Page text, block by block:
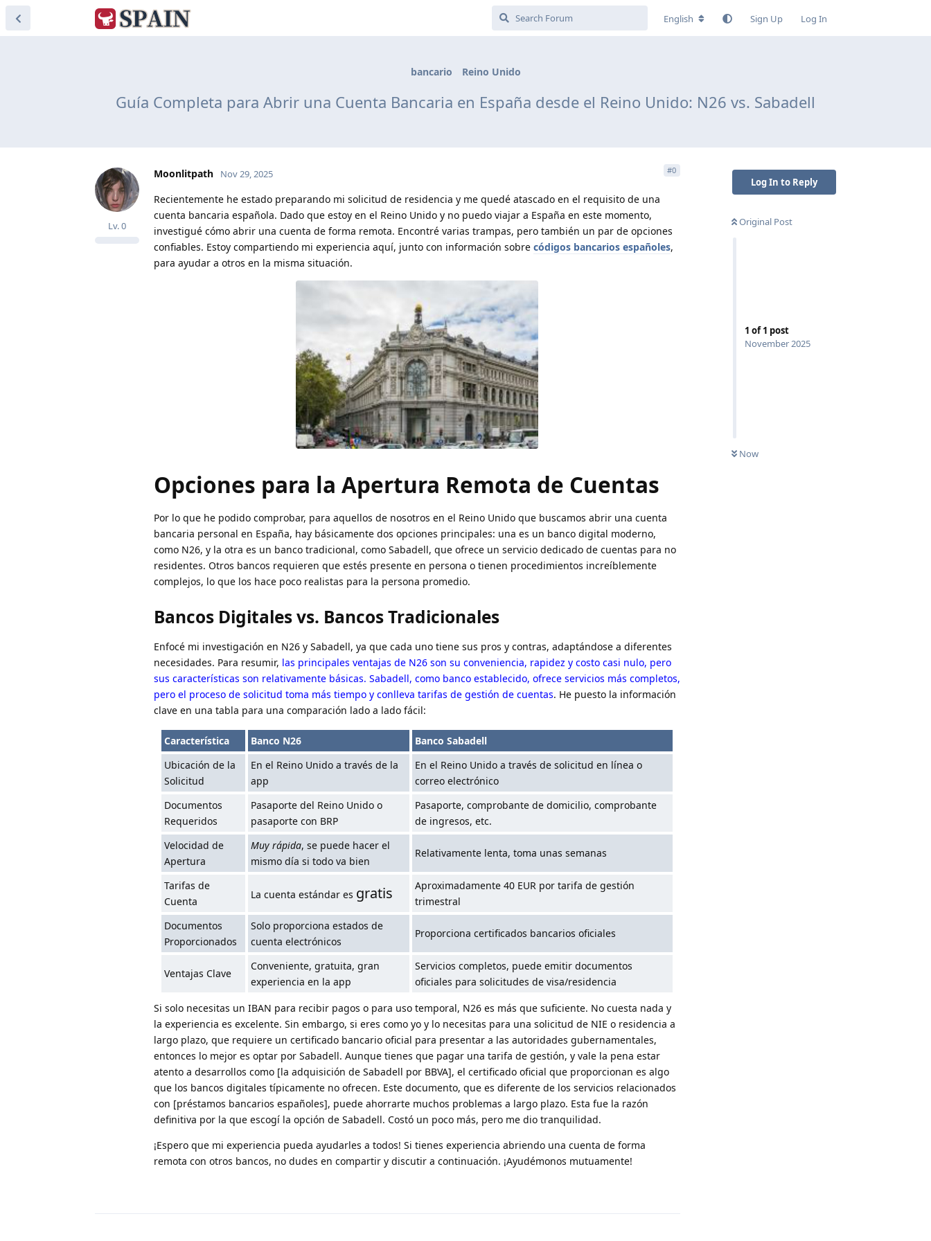
English Sign Up Log In
bancario Reino Unido
Guía Completa para Abrir una Cuenta Bancaria en España desde el Reino Unido: N26 vs. Sabadell
Log In to Reply
Original Post
1 of1 post
November 2025
Now
Moonlitpath
Lv.0
Nov 29, 2025 #0
Recientemente he estado preparando mi solicitud de residencia y me quedé atascado en el requisito de una
cuenta bancaria española. Dado que estoy en el Reino Unido y no puedo viajar a España en este momento,
investigué cómo abrir una cuenta de forma remota. Encontré varias trampas, pero también un par de opciones
confiables. Estoy compartiendo mi experiencia aquí, junto con información sobre códigos bancarios españoles,
para ayudar a otros en la misma situación.
Opciones para la Apertura Remota de Cuentas
Por lo que he podido comprobar, para aquellos de nosotros en el Reino Unido que buscamos abrir una cuenta
bancaria personal en España, hay básicamente dos opciones principales: una es un banco digital moderno,
como N26, y la otra es un banco tradicional, como Sabadell, que ofrece un servicio dedicado de cuentas para no
residentes. Otros bancos requieren que estés presente en persona o tienen procedimientos increíblemente
complejos, lo que los hace poco realistas para la persona promedio.
Bancos Digitales vs. Bancos Tradicionales
Enfocé mi investigación en N26 y Sabadell, ya que cada uno tiene sus pros y contras, adaptándose a diferentes
necesidades. Para resumir, las principales ventajas de N26 son su conveniencia, rapidez y costo casi nulo, pero
sus características son relativamente básicas. Sabadell, como banco establecido, ofrece servicios más completos,
pero el proceso de solicitud toma más tiempo y conlleva tarifas de gestión de cuentas. He puesto la información
clave en una tabla para una comparación lado a lado fácil:
Característica Banco N26
Banco Sabadell
Ubicación de la
Solicitud
En el Reino Unido a través de la
app
En el Reino Unido a través de solicitud en línea o
correo electrónico
Documentos
Requeridos
Pasaporte del Reino Unido o
pasaporte con BRP
Pasaporte, comprobante de domicilio, comprobante
de ingresos, etc.
Velocidad de
Apertura
Muy rápida, se puede hacer el
mismo día si todo va bien
Relativamente lenta, toma unas semanas
Tarifas de
Cuenta
La cuenta estándar es gratis
Aproximadamente 40 EUR por tarifa de gestión
trimestral
Documentos
Proporcionados
Solo proporciona estados de
cuenta electrónicos
Proporciona certificados bancarios oficiales
Ventajas Clave
Conveniente, gratuita, gran
experiencia en la app
Servicios completos, puede emitir documentos
oficiales para solicitudes de visa/residencia
Si solo necesitas un IBAN para recibir pagos o para uso temporal, N26 es más que suficiente. No cuesta nada y
la experiencia es excelente. Sin embargo, si eres como yo y lo necesitas para una solicitud de NIE o residencia a
largo plazo, que requiere un certificado bancario oficial para presentar a las autoridades gubernamentales,
entonces lo mejor es optar por Sabadell. Aunque tienes que pagar una tarifa de gestión, y vale la pena estar
atento a desarrollos como [la adquisición de Sabadell por BBVA], el certificado oficial que proporcionan es algo
que los bancos digitales típicamente no ofrecen. Este documento, que es diferente de los servicios relacionados
con [préstamos bancarios españoles], puede ahorrarte muchos problemas a largo plazo. Esta fue la razón
definitiva por la que escogí la opción de Sabadell. Costó un poco más, pero me dio tranquilidad.
¡Espero que mi experiencia pueda ayudarles a todos! Si tienes experiencia abriendo una cuenta de forma
remota con otros bancos, no dudes en compartir y discutir a continuación. ¡Ayudémonos mutuamente!